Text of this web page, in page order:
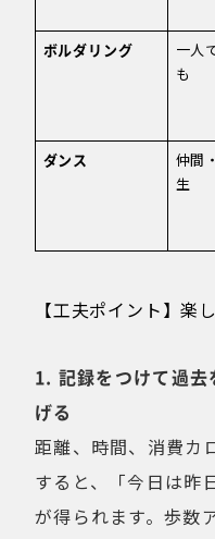
ボルダリング
一人
も
ダンス
仲間
生
【工夫ポイント】楽
1. 記録をつけて過去
げる
距離、時間、消費カ
すると、「今日は昨
が得られます。歩数